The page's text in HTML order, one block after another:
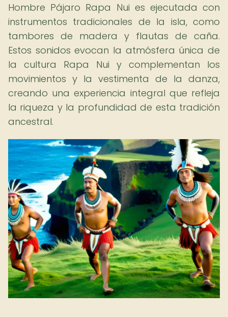
Hombre Pájaro Rapa Nui es ejecutada con
instrumentos tradicionales de la isla, como
tambores de madera y flautas de caña.
Estos sonidos evocan la atmósfera única de
la cultura Rapa Nui y complementan los
movimientos y la vestimenta de la danza,
creando una experiencia integral que refleja
la riqueza y la profundidad de esta tradición
ancestral.